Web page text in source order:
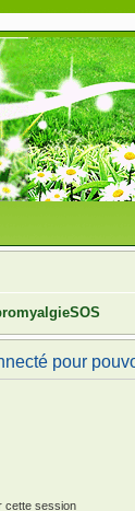
pour
cette session